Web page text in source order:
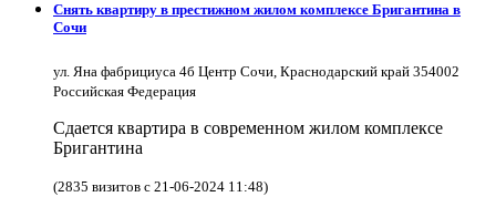
Снять квартиру в престижном жилом комплексе Бригантина в
Сочи
ул. Яна фабрициуса 4б Центр Сочи, Краснодарский край 354002
Российская Федерация
Сдается квартира в современном жилом комплексе
Бригантина
(2835 визитов с 21-06-2024 11:48)